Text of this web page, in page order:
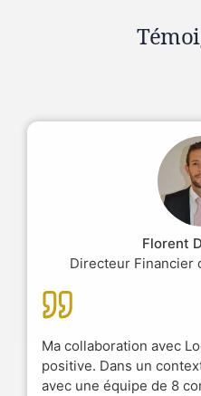
Florent
Directeur Financier
Ma collaboration avec
positive. Dans un
avec une équipe de 8